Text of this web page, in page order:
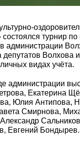
турнир
администрации
депутатов Волхова
видах учёта.
администрации
Екатерина
Юлия Антипова,
Смирнова,
Евгений Бондырев.